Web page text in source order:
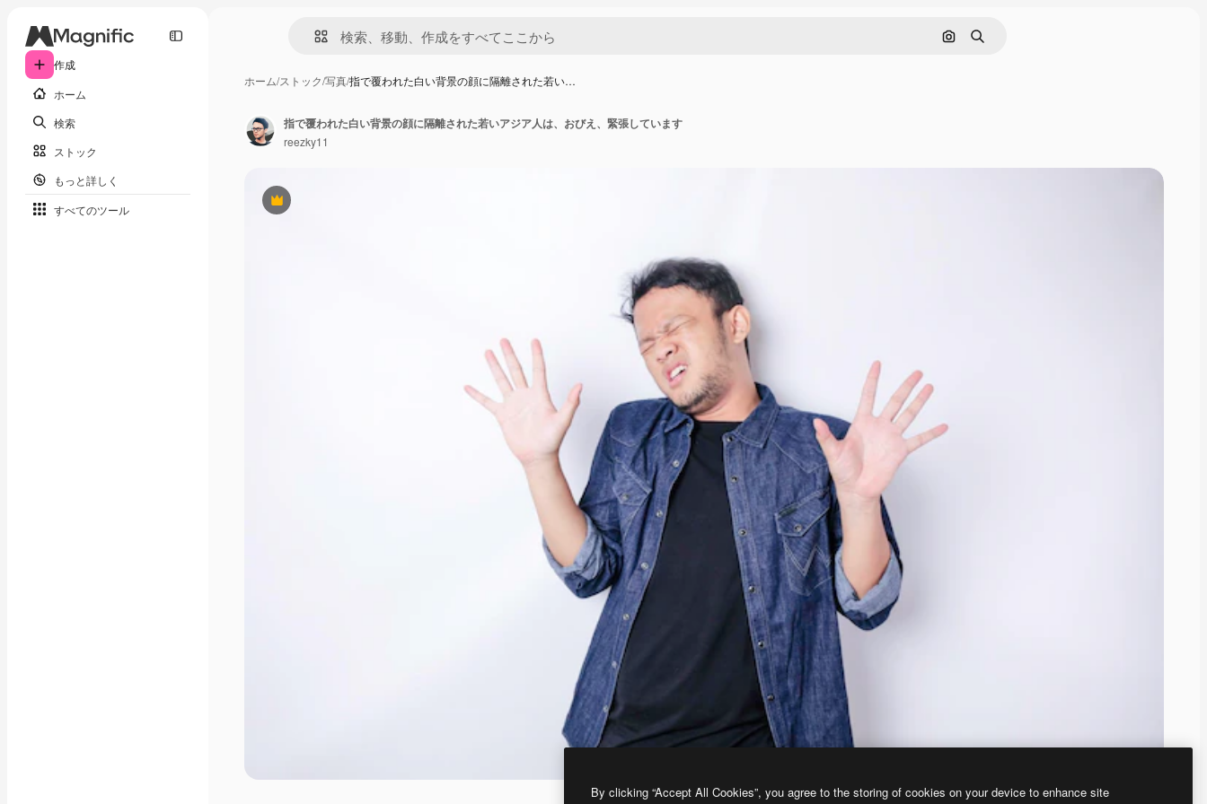
作成
ホーム
検索
ストック
もっと詳しく
すべてのツール
画像で検索
検索
ホーム/ストック/写真/指で覆われた白い背景の顔に隔離された若い…
Premium
指で覆われた白い背景の顔に隔離された若いアジア人は、おびえ、緊張しています
reezky11
By clicking “Accept All Cookies”, you agree to the storing of cookies on your device to enhance site